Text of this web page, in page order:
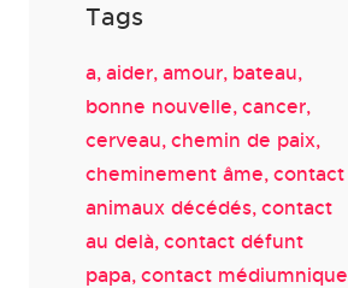
Tags
a aider amour bateau
bonne nouvelle cancer
cerveau chemin de paix
cheminement âme contact
animaux décédés contact
au delà contact défunt
papa contact médiumnique